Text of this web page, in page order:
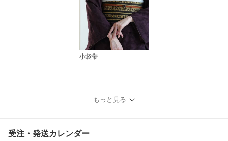
小袋帯
もっと見る
受注・発送カレンダー